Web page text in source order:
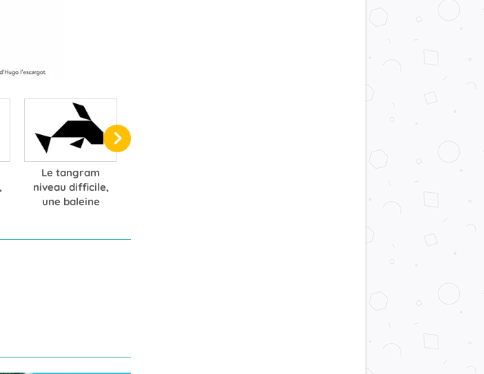
Le tangram
niveau difficile,
une baleine